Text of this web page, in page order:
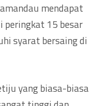
mendapat
peringkat 15 besar
syarat bersaing di
yang biasa-biasa